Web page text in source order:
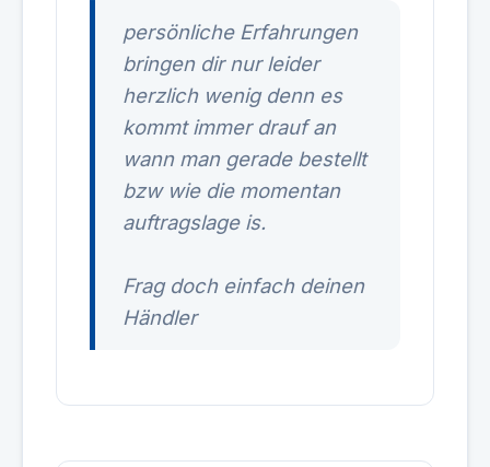
persönliche Erfahrungen
bringen dir nur leider
herzlich wenig denn es
kommt immer drauf an
wann man gerade bestellt
bzw wie die momentan
auftragslage is.
Frag doch einfach deinen
Händler